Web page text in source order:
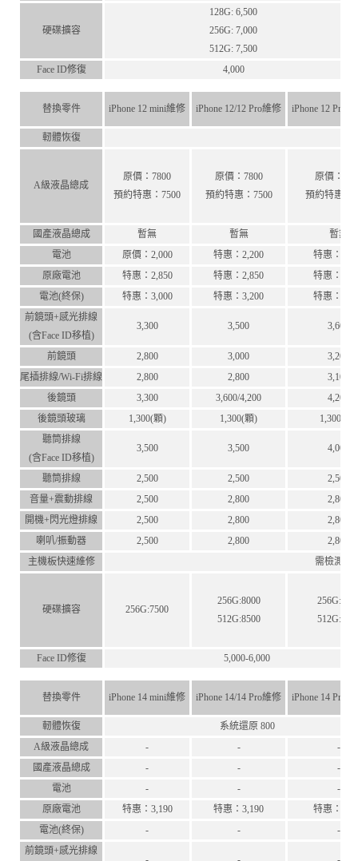
硬碟擴容
128G: 6,500
256G: 7,000
512G: 7,500
Face ID修復
4,000
替換零件 iPhone 12 mini維修 iPhone 12/12 Pro維修 iPhone 12 Pro
軔體恢復
A級液晶總成
原價：7800
預約特惠：7500
原價：7800
預約特惠：7500
原價：
預約特惠：
國產液晶總成 暫無 暫無
暫無
電池
原價：2,000 特惠：2,200
特惠：
原廠電池
特惠：2,850 特惠：2,850
特惠：
電池(終保)
特惠：3,000 特惠：3,200
特惠：
前鏡頭+感光排線
(含Face ID移植)
3,300 3,500 3,600
前鏡頭 2,800 3,000
3,200
尾插排線/Wi-Fi排線
2,800 2,800
3,100
後鏡頭
3,300 3,600/4,200
4,200
後鏡頭玻璃
1,300(顆) 1,300(顆)
1,300(顆)
聽筒排線
(含Face ID移植)
3,500 3,500 4,000
聽筒排線 2,500 2,500
2,500
音量+震動排線
2,500 2,800
2,800
開機+閃光燈排線
2,500 2,800
2,800
喇叭/振動器
2,500 2,800
2,800
主機板快速維修
需檢測後
硬碟擴容 256G:7500
256G:8000
512G:8500
Face ID修復 5,000-6,000
替換零件 iPhone 14 mini維修 iPhone 14/14 Pro維修 iPhone 14 Pro
軔體恢復
系統還原 800
A級液晶總成
- -
-
國產液晶總成
- -
-
電池
- -
-
原廠電池
特惠：3,190 特惠：3,190
特惠：
電池(終保)
- -
-
前鏡頭+感光排線